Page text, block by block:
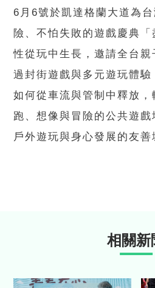
6月6號於凱達格蘭大道為
險、不怕失敗的遊戲慶典
性從玩中生長，邀請全台
過封街遊戲與多元遊玩體驗
如何從車流與管制中釋放，
跑、想像與冒險的公共遊
戶外遊玩與身心發展的友善
相關新